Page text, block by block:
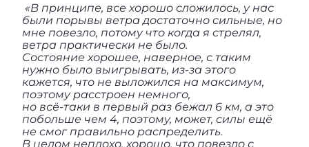
«В принципе, все хорошо сложилось, у нас
были порывы ветра достаточно сильные, но
мне повезло, потому что когда я стрелял,
ветра практически не было.
Состояние хорошее, наверное, с таким
нужно было выигрывать, из-за этого
кажется, что не выложился на максимум,
поэтому расстроен немного,
но всё-таки в первый раз бежал 6 км, а это
побольше чем 4, поэтому, может, силы ещё
не смог правильно распределить.
В целом неплохо, хорошо, что повезло с